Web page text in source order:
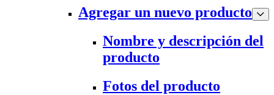
Agregar un nuevo producto
Nombre y descripción del
producto
Fotos del producto